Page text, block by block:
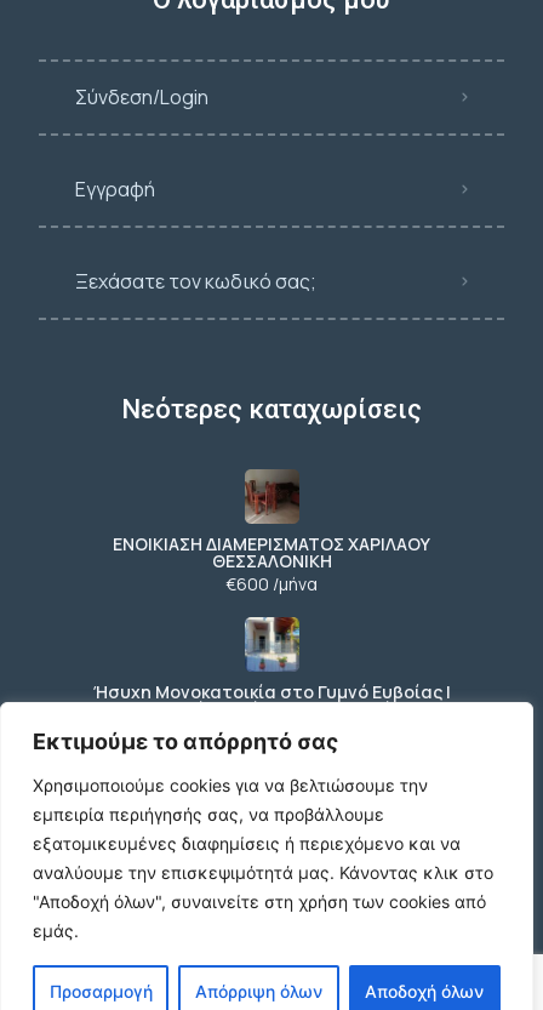
Εκτιμούμε το απόρρητό σας
Χρησιμοποιούμε cookies για να βελτιώσουμε την
εμπειρία περιήγησής σας, να προβάλλουμε
εξατομικευμένες διαφημίσεις ή περιεχόμενο και να
αναλύουμε την επισκεψιμότητά μας. Κάνοντας κλικ στο
"Αποδοχή όλων", συναινείτε στη χρήση των cookies από
εμάς.
Προσαρμογή Απόρριψη όλων Αποδοχή όλων
Σύνδεση/Login
Εγγραφή
Ξεχάσατε τον κωδικό σας;
Νεότερες καταχωρίσεις
ΕΝΟΙΚΙΑΣΗ ΔΙΑΜΕΡΙΣΜΑΤΟΣ ΧΑΡΙΛΑΟΥ
ΘΕΣΣΑΛΟΝΙΚΗ
€600 /μήνα
Ήσυχη Μονοκατοικία στο Γυμνό Ευβοίας |
Κοντά σε Θάλασσα & Βουνό
€52 /μήνα
ΕΝΟΙΚΙΑΣΗ ΔΙΑΜΕΡΙΣΜΑΤΟΣ ΧΑΡΙΛΑΟΥ
ΘΕΣΣΑΛΟΝΙΚΗ
€600 /μήνα
Κωδικος ακινητου Μ480 καταστημα στον
Ευοσμο